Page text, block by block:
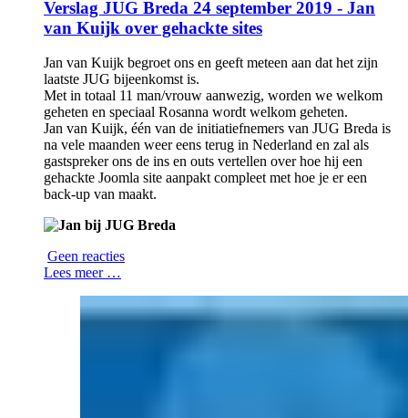
Verslag JUG Breda 24 september 2019 - Jan
van Kuijk over gehackte sites
Jan van Kuijk begroet ons en geeft meteen aan dat het zijn
laatste JUG bijeenkomst is.
Met in totaal 11 man/vrouw aanwezig, worden we welkom
geheten en speciaal Rosanna wordt welkom geheten.
Jan van Kuijk, één van de initiatiefnemers van JUG Breda is
na vele maanden weer eens terug in Nederland en zal als
gastspreker ons de ins en outs vertellen over hoe hij een
gehackte Joomla site aanpakt compleet met hoe je er een
back-up van maakt.
Geen reacties
Lees meer …